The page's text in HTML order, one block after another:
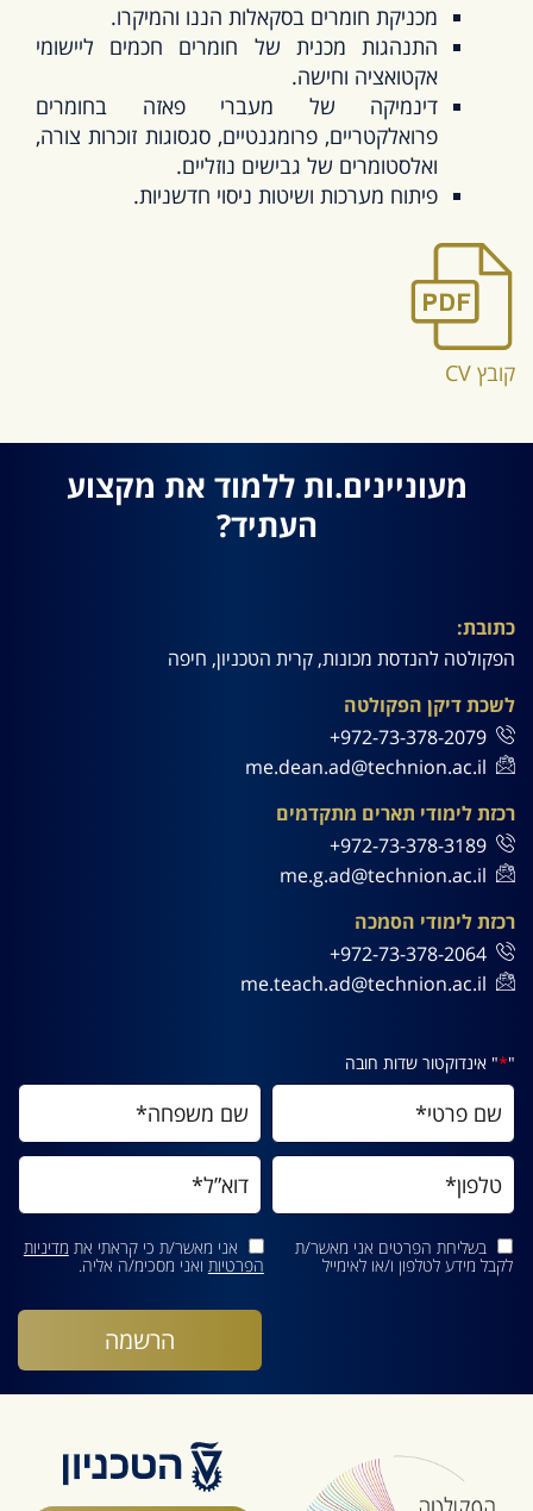
מכניקת חומרים בסקאלות הננו והמיקרו.
התנהגות מכנית של חומרים חכמים ליישומי
אקטואציה וחישה.
דינמיקה של מעברי פאזה בחומרים
פרואלקטריים, פרומגנטיים, סגסוגות זוכרות צורה,
ואלסטומרים של גבישים נוזליים.
פיתוח מערכות ושיטות ניסוי חדשניות.
קובץ CV
מעוניינים.ות ללמוד את מקצוע
העתיד?
כתובת:
הפקולטה להנדסת מכונות, קרית הטכניון, חיפה
לשכת דיקן הפקולטה
972-73-378-2079+
me.dean.ad@technion.ac.il
רכזת לימודי תארים מתקדמים
972-73-378-3189+
me.g.ad@technion.ac.il
רכזת לימודי הסמכה
972-73-378-2064+
me.teach.ad@technion.ac.il
"
*" אינדוקטור שדות חובה
בשליחת הפרטים אני מאשר/ת
לקבל מידע לטלפון ו/או לאימייל
אני מאשר/ת כי קראתי את מדיניות
הפרטיות ואני מסכימ/ה אליה.